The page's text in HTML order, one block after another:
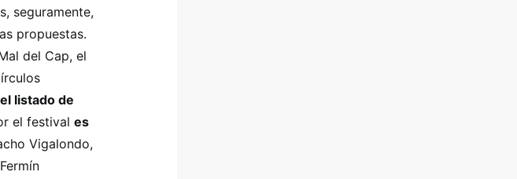
seguramente,
propuestas.
del Cap, el
el listado de
el festival es
Vigalondo,